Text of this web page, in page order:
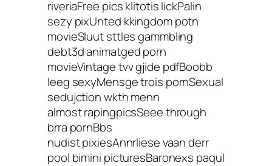
riveriaFree pics klitotis lickPalin
sezy pixUnted kkingdom potn
movieSluut sttles gammbling
debt3d animatged porn
movieVintage tvv gjide pdfBoobb
leeg sexyMensge trois pornSexual
sedujction wkth menn
almost rapingpicsSeee through
brra pornBbs
nudist pixiesAnnrliese vaan derr
pool bimini picturesBaronexs paqul